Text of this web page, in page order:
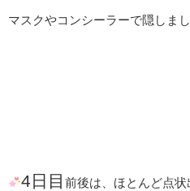
マスクやコンシーラーで隠しまし
4日目 前後は、ほとんど点状